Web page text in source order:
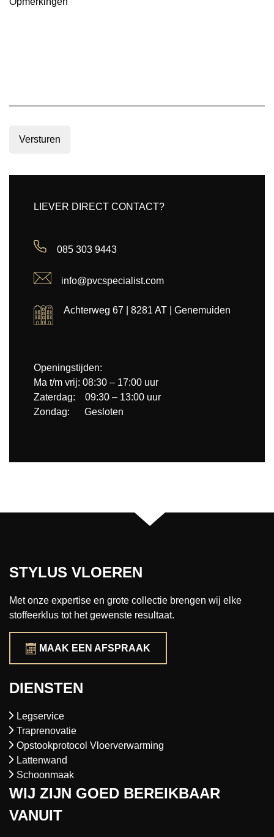
Versturen
LIEVER DIRECT CONTACT?
085 303 9443
info@pvcspecialist.com
Achterweg 67 | 8281 AT | Genemuiden
Openingstijden:
Ma t/m vrij: 08:30 – 17:00 uur
Zaterdag: 09:30 – 13:00 uur
Zondag: Gesloten
STYLUS VLOEREN
Met onze expertise en grote collectie brengen wij elke
stoffeerklus tot het gewenste resultaat.
MAAK EEN AFSPRAAK
DIENSTEN
Legservice
Traprenovatie
Opstookprotocol Vloerverwarming
Lattenwand
Schoonmaak
WIJ ZIJN GOED BEREIKBAAR
VANUIT